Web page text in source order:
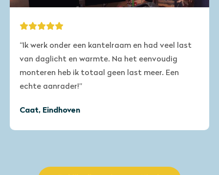
“Ik werk onder een kantelraam en had veel last
van daglicht en warmte. Na het eenvoudig
monteren heb ik totaal geen last meer. Een
echte aanrader!”
Caat, Eindhoven